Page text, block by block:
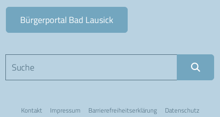
Bürgerportal Bad Lausick
Kontakt Impressum Barriere­freiheits­erklärung Datenschutz